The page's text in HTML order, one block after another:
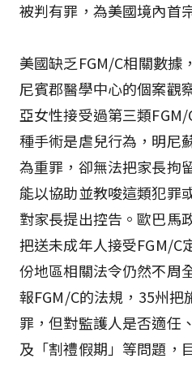
被判有罪，為美國境內首
美國缺乏FGM/C相關數據
尼賓郡醫學中心的個案觀
亞女性接受過第三類
種手術是虐兒行為，明尼
為重罪，卻無法把家長拘
能以協助並教唆這類犯罪
對家長提出控告。歐巴馬
把送未成年人接受FGM/C
份地區相關法令仍然不周
報FGM/C的法規，35州把
罪，但對監護人是否適任
及「割禮假期」等問題，